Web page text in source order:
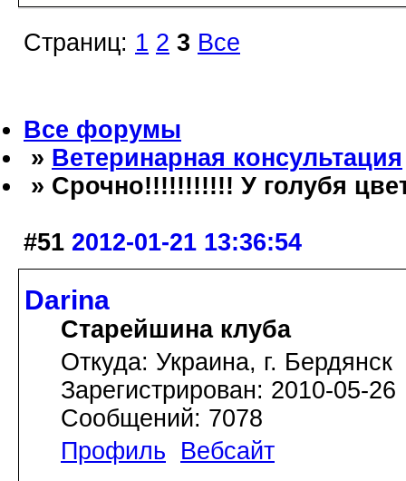
Страниц: 1 2 3 Все
Все форумы
» Ветеринарная консультация
» Срочно!!!!!!!!!!! У голубя
#51 2012-01-21 13:36:54
Darina
Старейшина клуба
Откуда: Украина, г. Бердянск
Зарегистрирован: 2010-05-26
Сообщений: 7078
Профиль
Вебсайт